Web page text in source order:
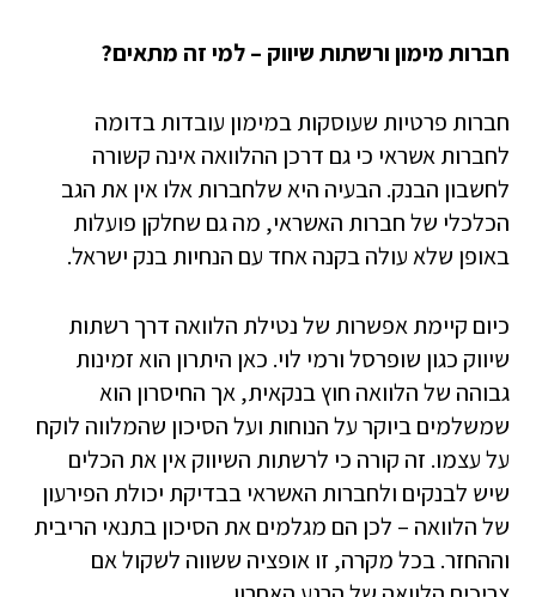
חברות מימון ורשתות שיווק – למי זה מתאים?
חברות פרטיות שעוסקות במימון עובדות בדומה
לחברות אשראי כי גם דרכן ההלוואה אינה קשורה
לחשבון הבנק. הבעיה היא שלחברות אלו אין את הגב
הכלכלי של חברות האשראי, מה גם שחלקן פועלות
באופן שלא עולה בקנה אחד עם הנחיות בנק ישראל.
כיום קיימת אפשרות של נטילת הלוואה דרך רשתות
שיווק כגון שופרסל ורמי לוי. כאן היתרון הוא זמינות
גבוהה של הלוואה חוץ בנקאית, אך החיסרון הוא
שמשלמים ביוקר על הנוחות ועל הסיכון שהמלווה לוקח
על עצמו. זה קורה כי לרשתות השיווק אין את הכלים
שיש לבנקים ולחברות האשראי בבדיקת יכולת הפירעון
של הלוואה – לכן הם מגלמים את הסיכון בתנאי הריבית
וההחזר. בכל מקרה, זו אופציה ששווה לשקול אם